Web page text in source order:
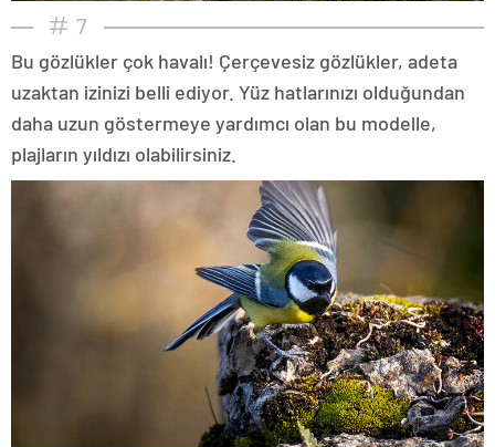
7
Bu gözlükler çok havalı! Çerçevesiz gözlükler, adeta
uzaktan izinizi belli ediyor. Yüz hatlarınızı olduğundan
daha uzun göstermeye yardımcı olan bu modelle,
plajların yıldızı olabilirsiniz.